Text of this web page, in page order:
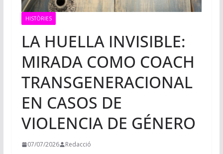
HISTÒRIES
LA HUELLA INVISIBLE:
MIRADA COMO COACH
TRANSGENERACIONAL
EN CASOS DE
VIOLENCIA DE GÉNERO
07/07/2026 Redacció